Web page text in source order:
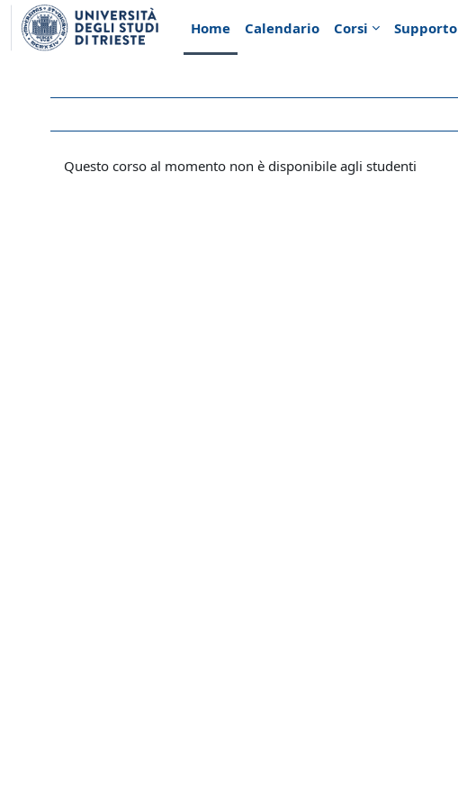
Vai al contenuto principale
Home
Calendario Corsi Supporto
Questo corso al momento non è disponibile agli studenti